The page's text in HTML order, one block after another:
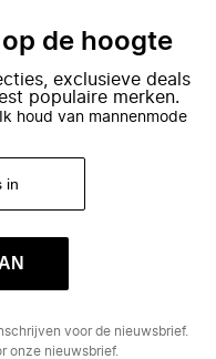
de hoogte
exclusieve deals
populaire merken.
Ik houd van mannenmode
voor de nieuwsbrief.
onze nieuwsbrief.